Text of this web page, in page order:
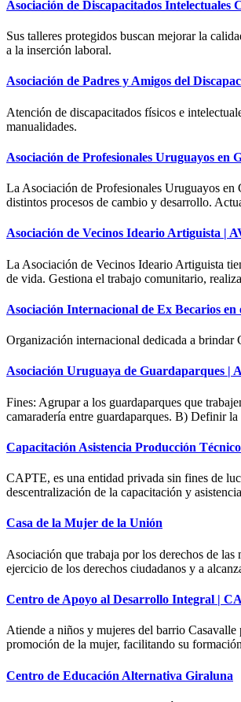
Asociación de Discapacitados
Sus talleres protegidos buscan mejorar la
a la inserción laboral.
Asociación de Padres y Amigos del
Atención de discapacitados físicos e
manualidades.
Asociación de Profesionales Uruguayos en
La Asociación de Profesionales Uruguayos
distintos procesos de cambio y desarrollo.
Asociación de Vecinos Ideario Artiguista |
La Asociación de Vecinos Ideario Artiguista
de vida. Gestiona el trabajo comunitario,
Asociación Internacional de Ex Becarios
Organización internacional dedicada a
Asociación Uruguaya de Guardaparques |
Fines: Agrupar a los guardaparques que
camaradería entre guardaparques. B) Definir
Capacitación Asistencia Producción
CAPTE, es una entidad privada sin fines de
descentralización de la capacitación y
Casa de la Mujer de la Unión
Asociación que trabaja por los derechos de
ejercicio de los derechos ciudadanos y a
Centro de Apoyo al Desarrollo Integral |
Atiende a niños y mujeres del barrio
promoción de la mujer, facilitando su
Centro de Educación Alternativa Giraluna